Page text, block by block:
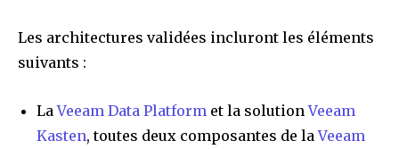
Les architectures validées incluront les éléments
suivants :
LaVeeam Data Platform et la solutionVeeam
Kasten, toutes deux composantes de laVeeam